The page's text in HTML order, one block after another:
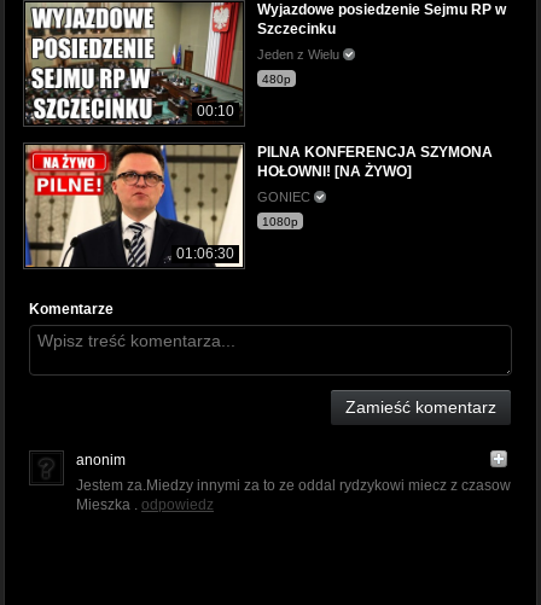
00:10
Wyjazdowe posiedzenie Sejmu RP w
Szczecinku
Jeden z Wielu
480p
01:06:30
PILNA KONFERENCJA SZYMONA
HOŁOWNI! [NA ŻYWO]
GONIEC
1080p
Komentarze
Zamieść komentarz
anonim
Jestem za.Miedzy innymi za to ze oddal rydzykowi miecz z czasow
Mieszka . odpowiedz